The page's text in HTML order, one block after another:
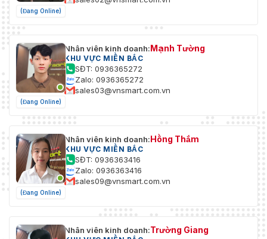
Ngôn Ngữ Web
Client
Ba Lan, Hà Lan, Bồ Đào Nha, Tây
Ban Nha, Romania, Đan Mạch,
Thụy Điển, Na Uy, Phần Lan,
Croatia, Slovenia, Serbia, Thổ
Nhĩ Kỳ, Hàn Quốc, Trung Quốc
Chức Năng Chung
Chống nhấp nháy, ba luồng, nhịp
tim, gương, mặt nạ quyền riêng
tư, đặt lại mật khẩu qua email,
đếm pixel, nghe HTTP
Động và Hoạt Động
đến 90% (không ngưng tụ)
(Đang Online)
(Đang Online)
Nhân viên kinh doanh:Mạnh Tường
KHU VỰC MIỀN BẮC
SĐT: 0936365272
Zalo: 0936365272
sales03@vnsmart.com.vn
(Đang Online)
Nhân viên kinh doanh:Hồng Thắm
KHU VỰC MIỀN BẮC
SĐT: 0936363416
Zalo: 0936363416
sales09@vnsmart.com.vn
Nhân viên kinh doanh:Trường Giang